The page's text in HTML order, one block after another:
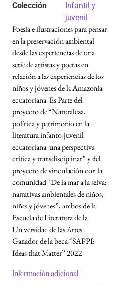
Colección
Infantil y
juvenil
Poesía e ilustraciones para pensar
en la preservación ambiental
desde las experiencias de una
serie de artistas y poetas en
relación a las experiencias de los
niños y jóvenes de la Amazonía
ecuatoriana. Es Parte del
proyecto de “Naturaleza,
política y patrimonio en la
literatura infanto-juvenil
ecuatoriana: una perspectiva
crítica y transdisciplinar” y del
proyecto de vinculación con la
comunidad “De la mar a la selva:
narrativas ambientales de niños,
niñas y jóvenes”, ambos de la
Escuela de Literatura de la
Universidad de las Artes.
Ganador de la beca “SAPPI:
Ideas that Matter” 2022
Información adicional